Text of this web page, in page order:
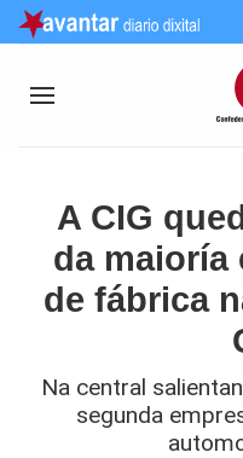
A CIG
da maioría
de fábrica
Na central
segunda